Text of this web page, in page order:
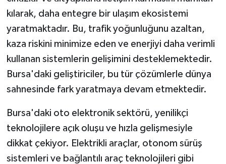
kılarak, daha entegre bir ulaşım ekosistemi
yaratmaktadır. Bu, trafik yoğunluğunu azaltan,
kaza riskini minimize eden ve enerjiyi daha verimli
kullanan sistemlerin gelişimini desteklemektedir.
Bursa'daki geliştiriciler, bu tür çözümlerle dünya
sahnesinde fark yaratmaya devam etmektedir.
Bursa'daki oto elektronik sektörü, yenilikçi
teknolojilere açık oluşu ve hızla gelişmesiyle
dikkat çekiyor. Elektrikli araçlar, otonom sürüş
sistemleri ve bağlantılı araç teknolojileri gibi